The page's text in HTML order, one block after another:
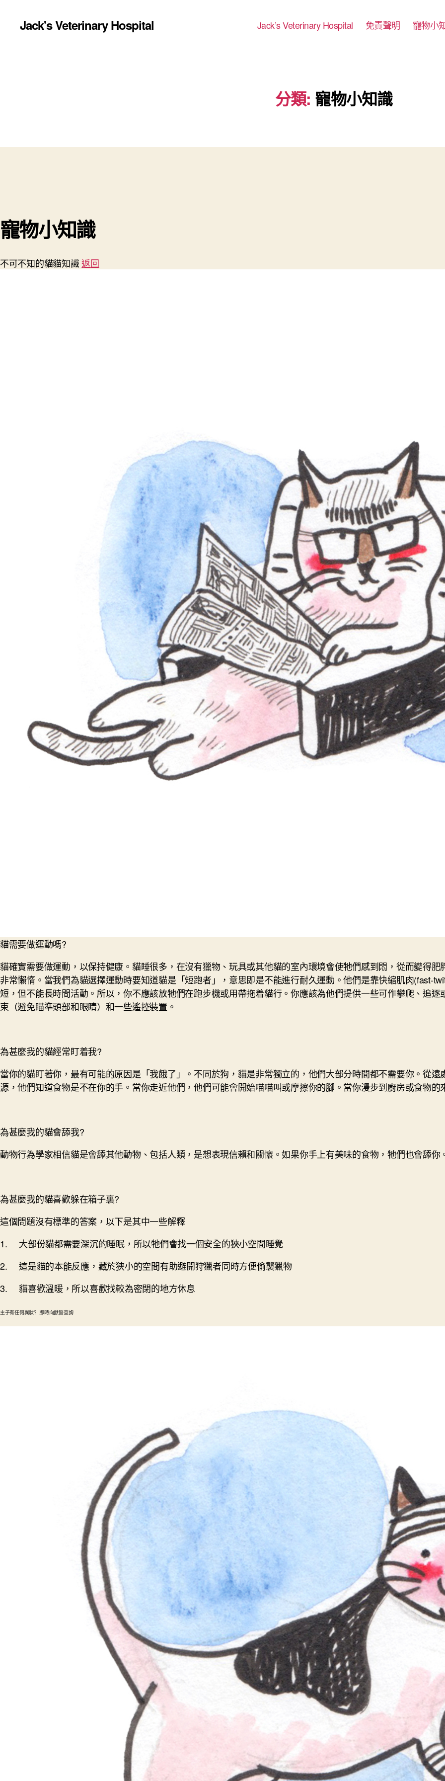
Jack's Veterinary Hospital Jack’s Veterinary Hospital 免責聲明 寵物小
分類: 寵物小知識
寵物小知識
不可不知的貓貓知識返回
貓需要做運動嗎?
貓確實需要做運動，以保持健康。貓睡很多，在沒有獵物、玩具或其他貓的室內環境會使牠們感到悶，從而變得
非常懶惰。當我們為貓選擇運動時要知道貓是「短跑者」，意思即是不能進行耐久運動。他們是靠快縮肌肉(fast-
短，但不能長時間活動。所以，你不應該放牠們在跑步機或用帶拖着貓行。你應該為他們提供一些可作攀爬、追
束（避免瞄準頭部和眼睛）和一些遙控裝置。
為甚麼我的貓經常盯着我?
當你的貓盯著你，最有可能的原因是「我餓了」。不同於狗，貓是非常獨立的，他們大部分時間都不需要你。從
源，他們知道食物是不在你的手。當你走近他們，他們可能會開始喵喵叫或摩擦你的腳。當你漫步到廚房或食物
為甚麼我的貓會舔我?
動物行為學家相信貓是會舔其他動物、包括人類，是想表現信賴和關懷。如果你手上有美味的食物，牠們也會舔你
為甚麼我的貓喜歡躲在箱子裏?
這個問題沒有標準的答案，以下是其中一些解釋
1. 大部份貓都需要深沉的睡眠，所以牠們會找一個安全的狹小空間睡覺
2. 這是貓的本能反應，藏於狹小的空間有助避開狩獵者同時方便偷襲獵物
3. 貓喜歡溫暖，所以喜歡找較為密閉的地方休息
主子有任何異狀? 即時向獸醫查詢